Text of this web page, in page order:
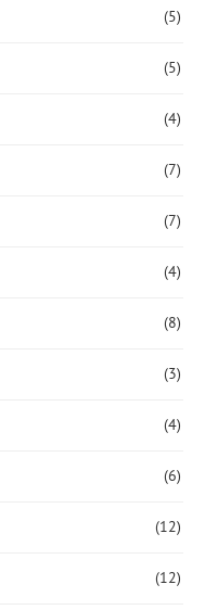
(5)
(5)
(4)
(7)
(7)
(4)
(8)
(3)
(4)
(6)
(12)
(12)